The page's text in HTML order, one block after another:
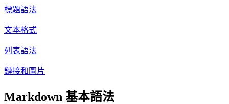
標題語法
文本格式
列表語法
鏈接和圖片
Markdown 基本語法